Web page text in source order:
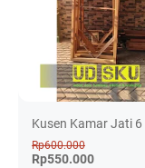
Kusen Kamar Jati 6
Rp600.000
Rp550.000